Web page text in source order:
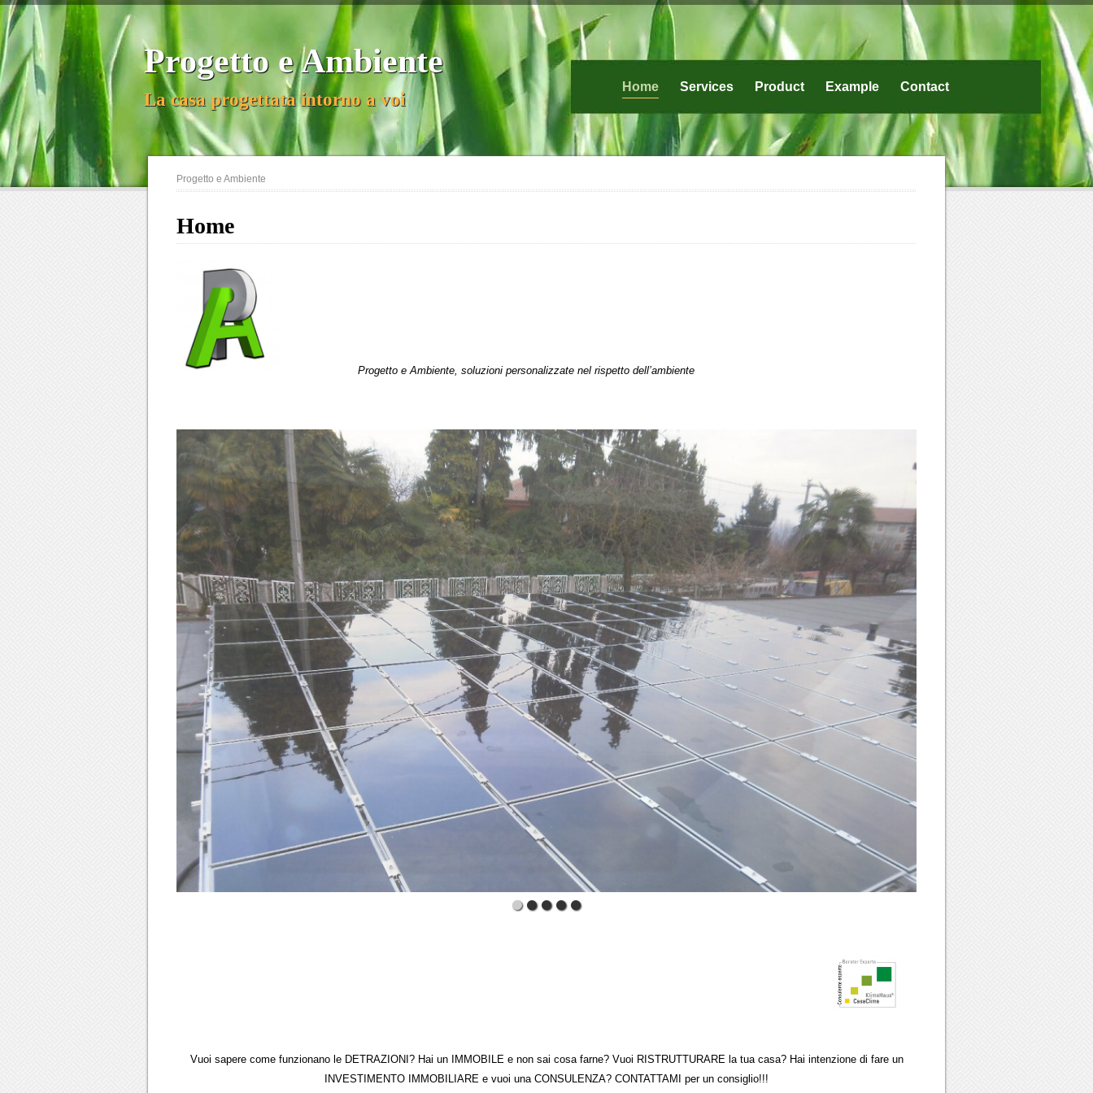
Progetto e Ambiente
La casa progettata intorno a voi
Home Services Product Example Contact
Progetto e Ambiente
Home
Progetto e Ambiente, soluzioni personalizzate nel rispetto dell’ambiente
Vuoi sapere come funzionano le DETRAZIONI? Hai un IMMOBILE e non sai cosa farne? Vuoi RISTRUTTURARE la tua casa? Hai intenzione di fare un
INVESTIMENTO IMMOBILIARE e vuoi una CONSULENZA? CONTATTAMI per un consiglio!!!